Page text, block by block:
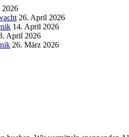
2026
26. April 2026
14. April 2026
April 2026
26. März 2026